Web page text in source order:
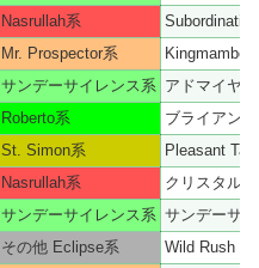
Nasrullah系
Subordination
Mr. Prospector系
Kingmambo
サンデーサイレンス系 アドマイヤ
Roberto系
ブライアン
St. Simon系
Pleasant Tap
Nasrullah系
クリスタル
サンデーサイレンス系 サンデーサ
その他 Eclipse系
Wild Rush